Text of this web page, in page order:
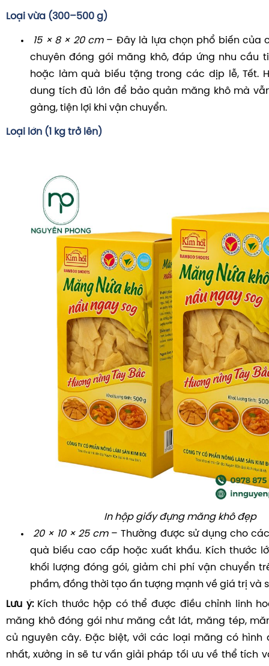
Loại vừa (300–500 g)
15 × 8 × 20 cm– Đây là lựa chọn phổ biến của
chuyên đóng gói măng khô, đáp ứng nhu cầu
hoặc làm quà biếu tặng trong các dịp lễ, Tết.
dung tích đủ lớn để bảo quản măng khô mà
gàng, tiện lợi khi vận chuyển.
Loại lớn (1 kg trở lên)
In hộp giấy đựng măng khô đẹp
20 × 10 × 25 cm– Thường được sử dụng cho
quà biếu cao cấp hoặc xuất khẩu. Kích thước
khối lượng đóng gói, giảm chi phí vận chuyển
phẩm, đồng thời tạo ấn tượng mạnh về giá trị và
Lưu ý:Kích thước hộp có thể được điều chỉnh linh
măng khô đóng gói như măng cắt lát, măng tép,
củ nguyên cây. Đặc biệt, với các loại măng có hình
nhất, xưởng in sẽ tư vấn giải pháp tối ưu về thể tích